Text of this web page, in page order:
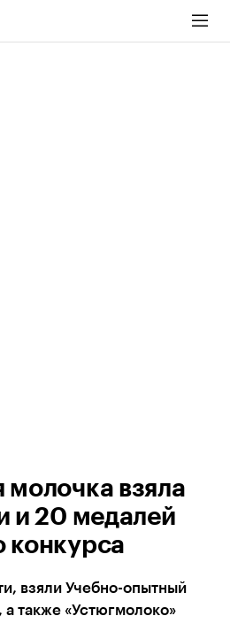
молочка взяла
и 20 медалей
конкурса
взяли Учебно-опытный
также «Устюгмолоко»